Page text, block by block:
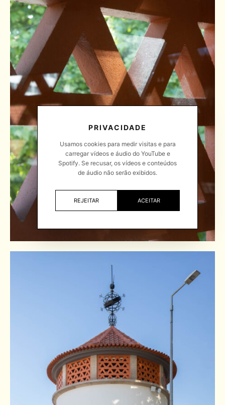
PRIVACIDADE
Usamos cookies para medir visitas e para
carregar vídeos e áudio do YouTube e
Spotify. Se recusar, os vídeos e conteúdos
de áudio não serão exibidos.
REJEITAR ACEITAR